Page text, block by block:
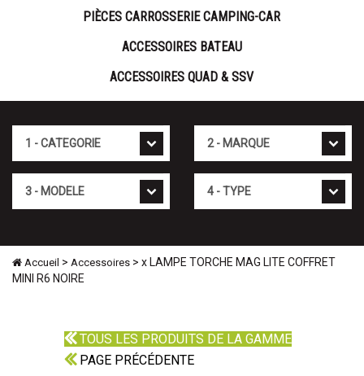
PIÈCES CARROSSERIE CAMPING-CAR
ACCESSOIRES BATEAU
ACCESSOIRES QUAD & SSV
Accueil > Accessoires > x LAMPE TORCHE MAG LITE COFFRET
MINI R6 NOIRE
TOUS LES PRODUITS DE LA GAMME
PAGE PRÉCÉDENTE